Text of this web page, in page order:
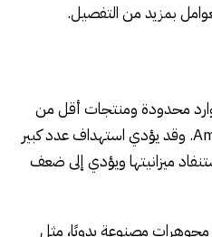
بمزيد من التفصيل.
محدودة ومنتجات أقل من
شركة كبيرة مثل Nike أو Amazon. وقد يؤدي استهداف عدد كبير
ميزانيتها ويؤدي إلى ضعف
مجوهرات مصنوعة يدويًا، مثل